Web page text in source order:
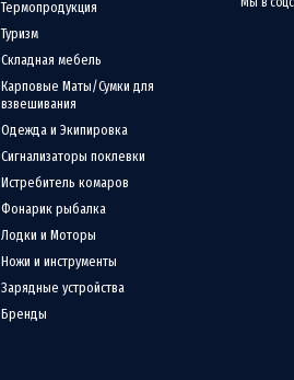
Термопродукция
Туризм
Складная мебель
Карповые Маты/Сумки для
взвешивания
Одежда и Экипировка
Сигнализаторы поклевки
Истребитель комаров
Фонарик рыбалка
Лодки и Моторы
Ножи и инструменты
Зарядные устройства
Бренды